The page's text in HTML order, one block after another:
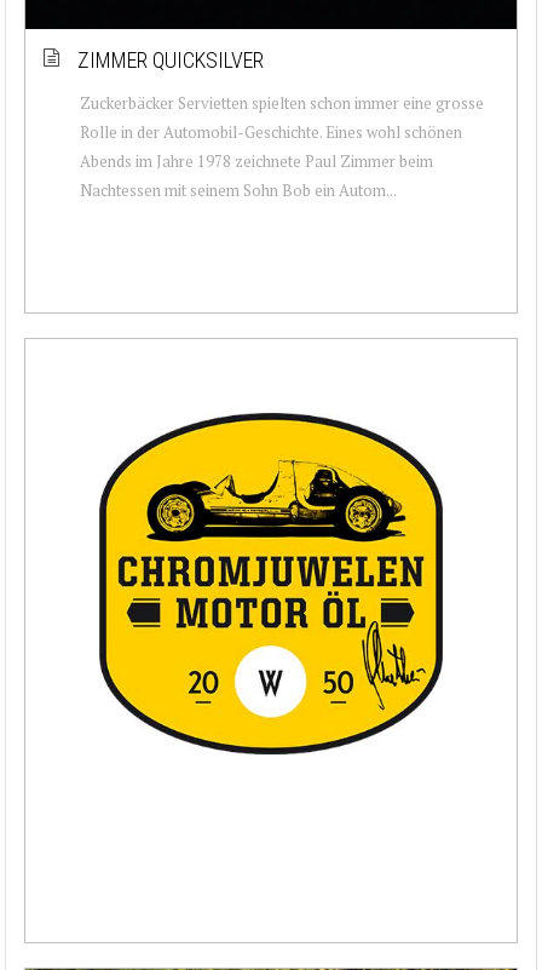
ZIMMER QUICKSILVER
Zuckerbäcker Servietten spielten schon immer eine grosse
Rolle in der Automobil-Geschichte. Eines wohl schönen
Abends im Jahre 1978 zeichnete Paul Zimmer beim
Nachtessen mit seinem Sohn Bob ein Autom...